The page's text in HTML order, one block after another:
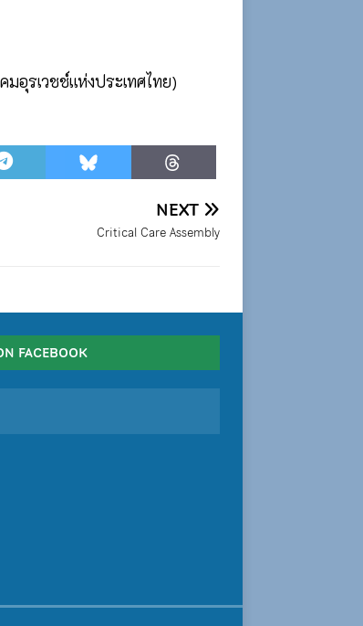
อุรเวชช์แห่งประเทศไทย)
NEXT
Critical Care Assembly
FACEBOOK